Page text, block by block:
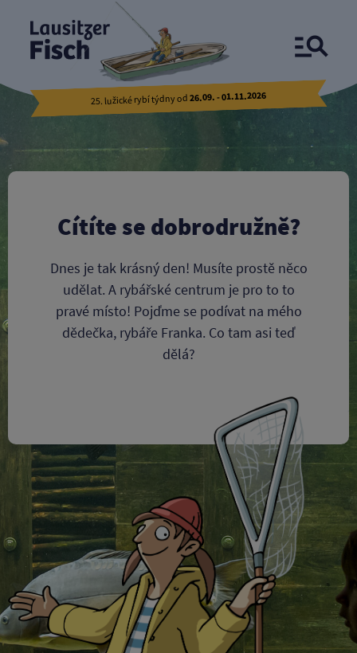
Co dělat v Horní Lužici
25. lužické rybí týdny od26.09. - 01.11.2026
Cítíte se dobrodružně?
Dnes je tak krásný den! Musíte prostě něco
udělat. A rybářské centrum je pro to to
pravé místo! Pojďme se podívat na mého
dědečka, rybáře Franka. Co tam asi teď
dělá?